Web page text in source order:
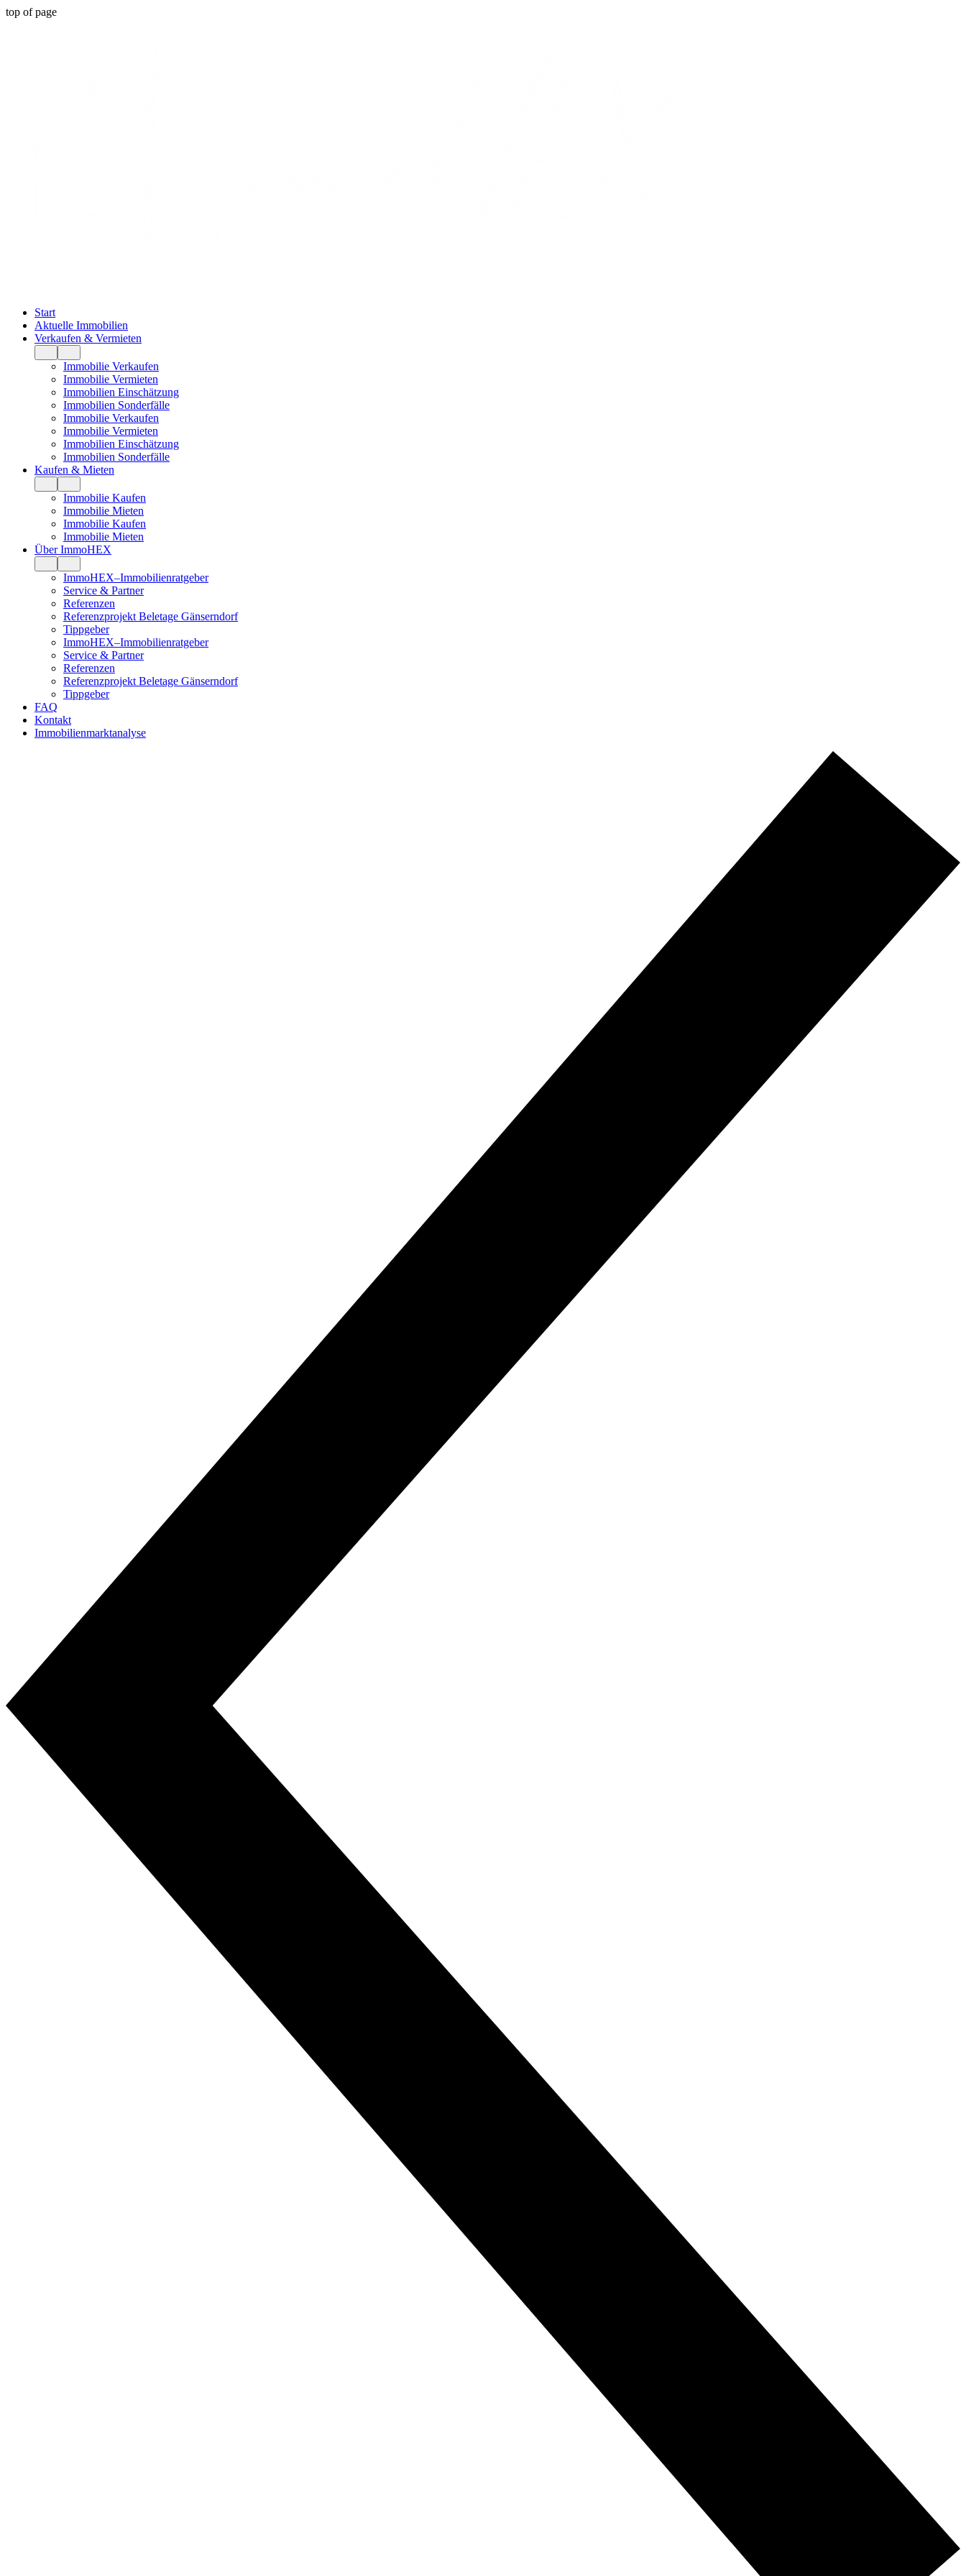
top of page
Start
Aktuelle Immobilien
Verkaufen & Vermieten
Immobilie Verkaufen
Immobilie Vermieten
Immobilien Einschätzung
Immobilien Sonderfälle
Immobilie Verkaufen
Immobilie Vermieten
Immobilien Einschätzung
Immobilien Sonderfälle
Kaufen & Mieten
Immobilie Kaufen
Immobilie Mieten
Immobilie Kaufen
Immobilie Mieten
Über ImmoHEX
ImmoHEX–Immobilienratgeber
Service & Partner
Referenzen
Referenzprojekt Beletage Gänserndorf
Tippgeber
ImmoHEX–Immobilienratgeber
Service & Partner
Referenzen
Referenzprojekt Beletage Gänserndorf
Tippgeber
FAQ
Kontakt
Immobilienmarktanalyse